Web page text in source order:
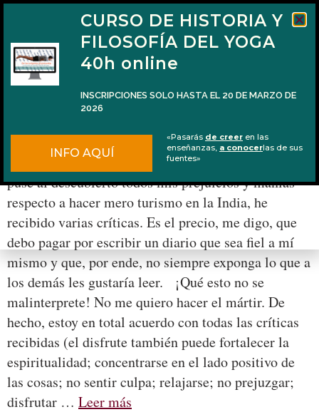
Backwaters, naturaleza divina
Después del post de la semana pasada, en el que
puse al descubierto todos mis prejuicios y manías
respecto a hacer mero turismo en la India, he
recibido varias críticas. Es el precio, me digo, que
debo pagar por escribir un diario que sea fiel a mí
mismo y que, por ende, no siempre exponga lo que a
los demás les gustaría leer. ¡Qué esto no se
malinterprete! No me quiero hacer el mártir. De
hecho, estoy en total acuerdo con todas las críticas
recibidas (el disfrute también puede fortalecer la
espiritualidad; concentrarse en el lado positivo de
las cosas; no sentir culpa; relajarse; no prejuzgar;
disfrutar … Leer más
CURSO DE HISTORIA Y
FILOSOFÍA DEL YOGA
40h online
INSCRIPCIONES SOLO HASTA EL 20 DE MARZO DE
2026
INFO AQUÍ
«Pasarás de creer en las
enseñanzas, a conocerlas de sus
fuentes»